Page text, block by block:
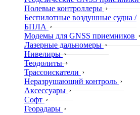
Полевые контроллеры
Беспилотные воздушные судна /
БПЛА
Модемы для GNSS приемников
Лазерные дальномеры
Нивелиры
Теодолиты
Трассоискатели
Неразрушающий контроль
Аксессуары
Софт
Георадары